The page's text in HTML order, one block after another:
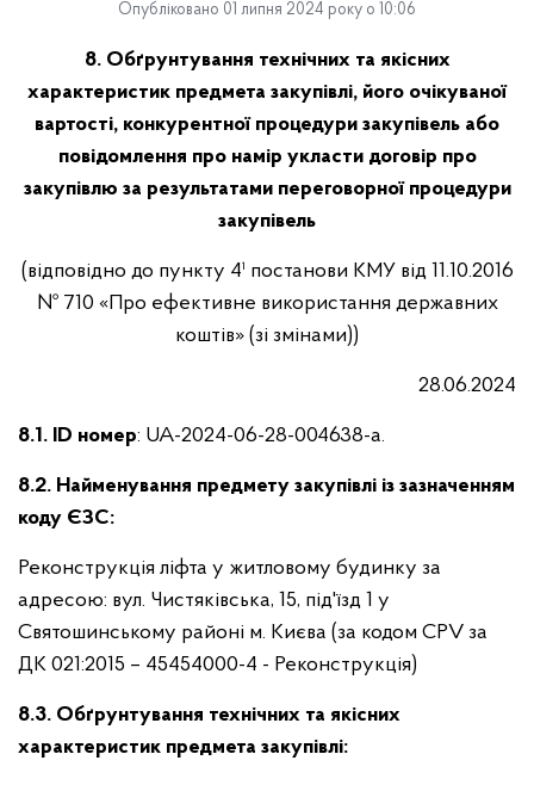
Опубліковано 01 липня 2024 року о 10:06
8. Обґрунтування технічних та якісних
характеристик предмета закупівлі, його очікуваної
вартості, конкурентної процедури закупівель або
повідомлення про намір укласти договір про
закупівлю за результатами переговорної процедури
закупівель
(відповідно до пункту 4¹ постанови КМУ від 11.10.2016
№ 710 «Про ефективне використання державних
коштів» (зі змінами))
28.06.2024
8.1. ID номер: UA-2024-06-28-004638-a.
8.2. Найменування предмету закупівлі із зазначенням
коду ЄЗС:
Реконструкція ліфта у житловому будинку за
адресою: вул. Чистяківська, 15, під'їзд 1 у
Святошинському районі м. Києва (за кодом CPV за
ДК 021:2015 – 45454000-4 - Реконструкція)
8.3. Обґрунтування технічних та якісних
характеристик предмета закупівлі: